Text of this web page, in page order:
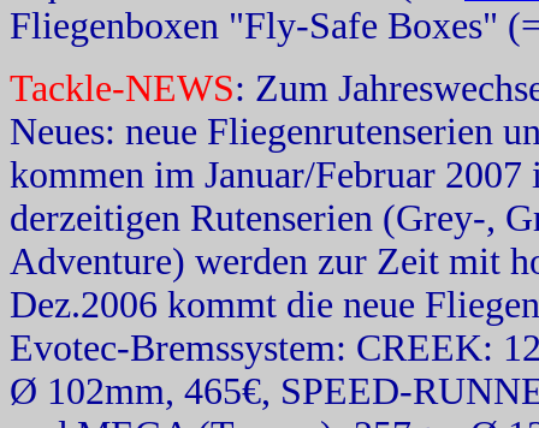
Fliegenboxen "Fly-Safe Boxes"
Tackle-NEWS: Zum
Neues: neue Fliegenrutenserien
kommen im Januar/Februar
derzeitigen Rutenserien (Grey-,
Adventure) werden zur Zeit mit
Dez.2006 kommt die neue
Evotec-Bremssystem: CREEK:
Ø 102mm, 465€, SPEED-